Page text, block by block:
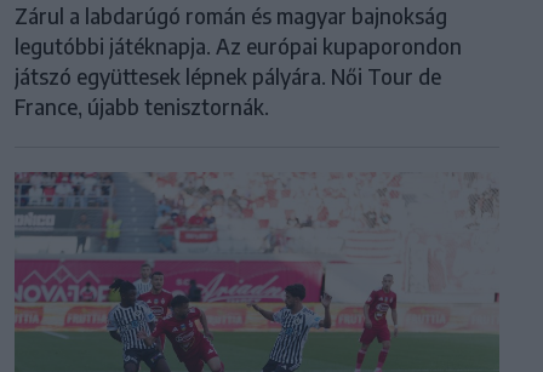
Zárul a labdarúgó román és magyar bajnokság
legutóbbi játéknapja. Az európai kupaporondon
játszó együttesek lépnek pályára. Női Tour de
France, újabb tenisztornák.